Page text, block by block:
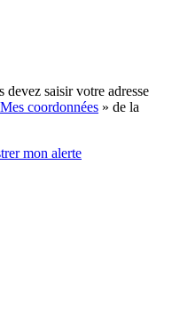
saisir votre adresse
Mes coordonnées » de la
mon alerte